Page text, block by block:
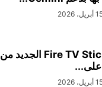
2026
يعتبر جهاز Fire TV Stick HD الجديد من
على...
2026